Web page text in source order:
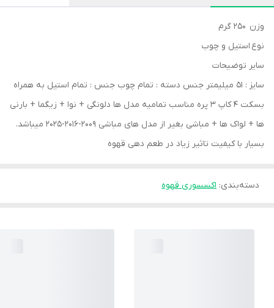
وزن ۲۵۰ گرم
نوع استیل و چوب
سایر توضیحات
سایز : ۵۱ میلیمتر جنس دسته : تمام چوب جنس : تمام استیل به همراه
بسکت ۴ کاپ ۳ پره مناسب تمامیه مدل ها دلونگی + نوا + زیگما + بارنی
ها + لواک ها + مباشی بغیر از مدل های مباشی ۲۰۰۹-۲۰۱۶-۲۰۲۵ میباشد.
بسیار با کیفیت تاثیر زیاد در طعم دهی قهوه
دسته‌بندی: اکسسوری قهوه